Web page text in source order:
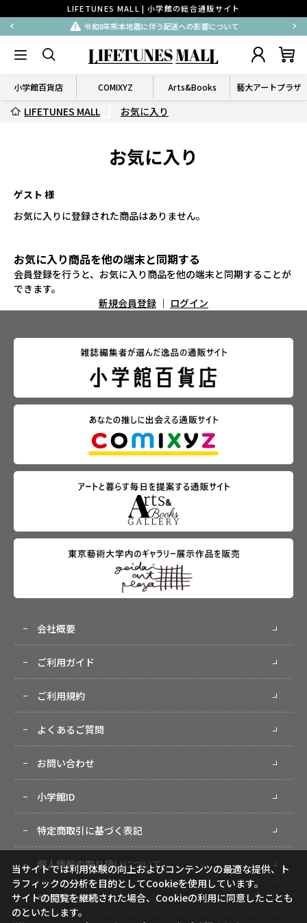
LIFETUNES MALL | 小学館の総合通販サイト
令和8年熊本地震に伴う配送への影響について
小学館百貨店 COMIXYZ Arts&Books 藝大アートプラザ
LIFETUNES MALL お気に入り
お気に入り
ゲスト 様
お気に入りに登録された商品はありません。
お気に入り商品を他の端末と同期する
会員登録を行うと、お気に入り商品を他の端末と同期することが
できます。
新規会員登録 ｜ ログイン
会社概要
ご利用ガイド
ご利用規約
よくあるご質問
お問い合わせ
小学館ID
特定商取引に基づく表記
個人情報の取り扱いについて
サイトマップ
当サイトでは利用体験の向上およびコンテンツの最適な提供、ト
ラフィックの分析を目的としてCookieを使用しています。
サイトの閲覧を継続された場合、Cookieの利用に同意したことも
のといたします。